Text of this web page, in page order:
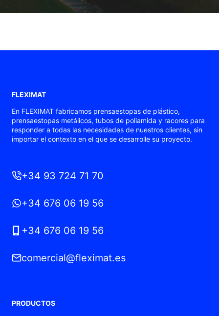
FLEXIMAT
En FLEXIMAT fabricamos prensaestopas de plástico,
prensaestopas metálicos, tubos de poliamida y racores para
responder a todas las necesidades de nuestros clientes, sin
importar el contexto en el que se desarrolle su proyecto.
+34 93 724 71 70
+34 676 06 19 56
+34 676 06 19 56
comercial@fleximat.es
PRODUCTOS